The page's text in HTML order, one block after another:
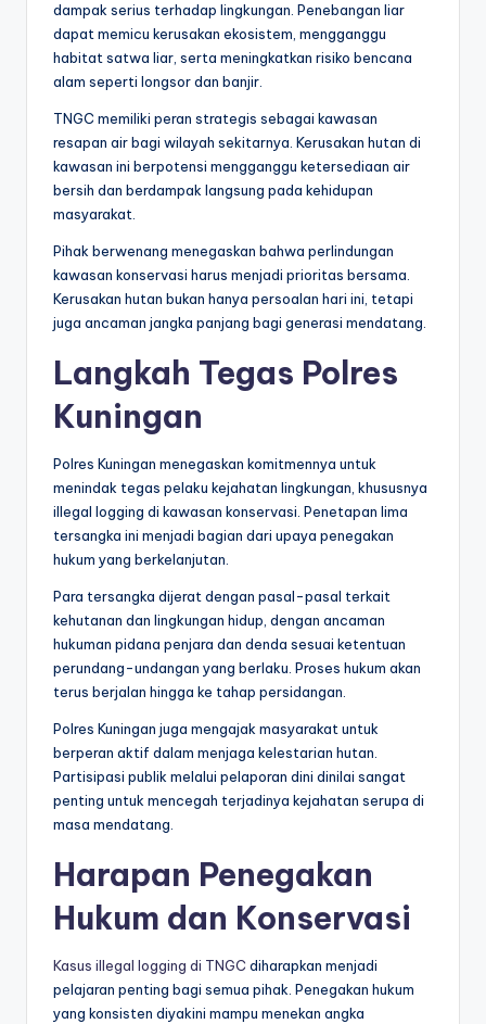
dampak serius terhadap lingkungan. Penebangan liar
dapat memicu kerusakan ekosistem, mengganggu
habitat satwa liar, serta meningkatkan risiko bencana
alam seperti longsor dan banjir.
TNGC memiliki peran strategis sebagai kawasan
resapan air bagi wilayah sekitarnya. Kerusakan hutan di
kawasan ini berpotensi mengganggu ketersediaan air
bersih dan berdampak langsung pada kehidupan
masyarakat.
Pihak berwenang menegaskan bahwa perlindungan
kawasan konservasi harus menjadi prioritas bersama.
Kerusakan hutan bukan hanya persoalan hari ini, tetapi
juga ancaman jangka panjang bagi generasi mendatang.
Langkah Tegas Polres
Kuningan
Polres Kuningan menegaskan komitmennya untuk
menindak tegas pelaku kejahatan lingkungan, khususnya
illegal logging di kawasan konservasi. Penetapan lima
tersangka ini menjadi bagian dari upaya penegakan
hukum yang berkelanjutan.
Para tersangka dijerat dengan pasal-pasal terkait
kehutanan dan lingkungan hidup, dengan ancaman
hukuman pidana penjara dan denda sesuai ketentuan
perundang-undangan yang berlaku. Proses hukum akan
terus berjalan hingga ke tahap persidangan.
Polres Kuningan juga mengajak masyarakat untuk
berperan aktif dalam menjaga kelestarian hutan.
Partisipasi publik melalui pelaporan dini dinilai sangat
penting untuk mencegah terjadinya kejahatan serupa di
masa mendatang.
Harapan Penegakan
Hukum dan Konservasi
Kasus illegal logging di TNGC diharapkan menjadi
pelajaran penting bagi semua pihak. Penegakan hukum
yang konsisten diyakini mampu menekan angka